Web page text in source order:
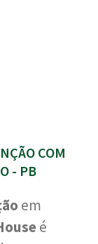
COM
- PB
em
é